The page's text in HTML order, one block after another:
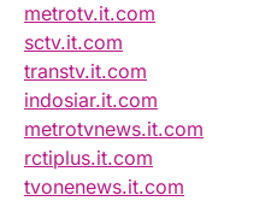
metrotv.it.com
sctv.it.com
transtv.it.com
indosiar.it.com
metrotvnews.it.com
rctiplus.it.com
tvonenews.it.com